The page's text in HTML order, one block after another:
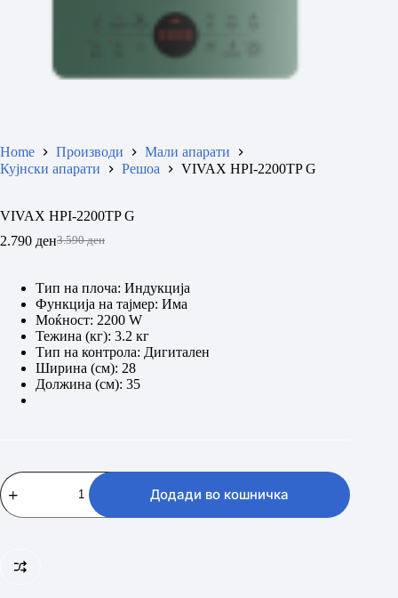
Home Производи
Мали апарати
Кујнски апарати
Решоа VIVAX HPI-2200TP G
VIVAX HPI-2200TP G
3.590ден
Original
3.590 ден.
2.790 денCurrent
2.790 ден.
Тип на плоча: Индукција
Функција на тајмер: Има
Моќност: 2200 W
Тежина (кг): 3.2 кг
Тип на контрола: Дигитален
Ширина (см): 28
Должина (см): 35
VIVAX
HPI-
2200TP
Додади во кошничка